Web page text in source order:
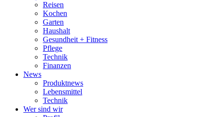
Reisen
Kochen
Garten
Haushalt
Gesundheit + Fitness
Pflege
Technik
Finanzen
News
Produktnews
Lebensmittel
Technik
Wer sind wir